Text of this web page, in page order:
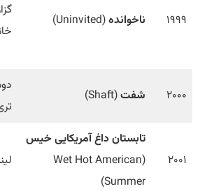
۱۹۹۹ ناخوانده(Uninvited)
۲۰۰۰ شفت(Shaft)
۲۰۰۱
تابستان داغ آمریکایی خیس
(Wet Hot American
Summer)